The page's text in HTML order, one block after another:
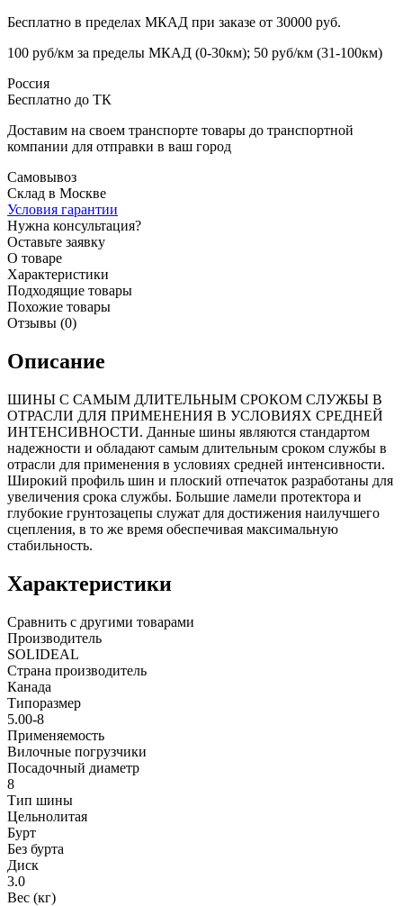
Бесплатно в пределах МКАД при заказе от 30000 руб.
100 руб/км за пределы МКАД (0-30км); 50 руб/км (31-100км)
Россия
Бесплатно до ТК
Доставим на своем транспорте товары до транспортной
компании для отправки в ваш город
Самовывоз
Склад в Москве
Условия гарантии
Нужна консультация?
Оставьте заявку
О товаре
Характеристики
Подходящие товары
Похожие товары
Отзывы (0)
Описание
ШИНЫ С САМЫМ ДЛИТЕЛЬНЫМ СРОКОМ СЛУЖБЫ В
ОТРАСЛИ ДЛЯ ПРИМЕНЕНИЯ В УСЛОВИЯХ СРЕДНЕЙ
ИНТЕНСИВНОСТИ. Данные шины являются стандартом
надежности и обладают самым длительным сроком службы в
отрасли для применения в условиях средней интенсивности.
Широкий профиль шин и плоский отпечаток разработаны для
увеличения срока службы. Большие ламели протектора и
глубокие грунтозацепы служат для достижения наилучшего
сцепления, в то же время обеспечивая максимальную
стабильность.
Характеристики
Сравнить с другими товарами
Производитель
SOLIDEAL
Страна производитель
Канада
Типоразмер
5.00-8
Применяемость
Вилочные погрузчики
Посадочный диаметр
8
Тип шины
Цельнолитая
Бурт
Без бурта
Диск
3.0
Вес (кг)